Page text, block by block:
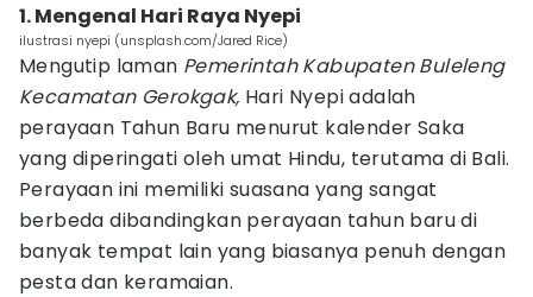
1. Mengenal Hari Raya Nyepi
ilustrasi nyepi (unsplash.com/Jared Rice)
Mengutip laman Pemerintah Kabupaten Buleleng
Kecamatan Gerokgak, Hari Nyepi adalah
perayaan Tahun Baru menurut kalender Saka
yang diperingati oleh umat Hindu, terutama di Bali.
Perayaan ini memiliki suasana yang sangat
berbeda dibandingkan perayaan tahun baru di
banyak tempat lain yang biasanya penuh dengan
pesta dan keramaian.